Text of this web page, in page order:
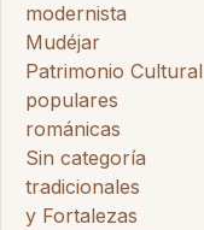
modernista
Mudéjar
Patrimonio Cultural
populares
románicas
Sin categoría
tradicionales
y Fortalezas